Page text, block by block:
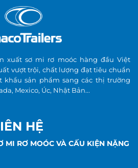
ATLAS65 với khả
2 cấp tốc độ với
chân đế loại biên
bằng bulong với
xuất sơ mi rơ moóc hàng đầu Việt
vượt trội, chất lượng đạt tiêu chuẩn
khẩu sản phẩm sang các thị trường
Mexico, Úc, Nhật Bản...
HỆ
MI RƠ MOÓC VÀ CẤU KIỆN NẶNG